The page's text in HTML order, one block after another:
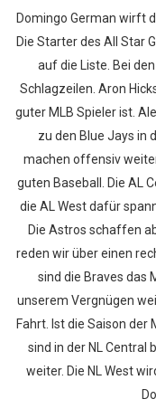
Domingo German wirft
Die Starter des All Star
auf die Liste. Bei
Schlagzeilen. Aron
guter MLB Spieler ist.
zu den Blue Jays in
machen offensiv
guten Baseball. Die AL
die AL West dafür
Die Astros schaffen
reden wir über einen
sind die Braves das
unserem Vergnügen
Fahrt. Ist die Saison der
sind in der NL Central
weiter. Die NL West